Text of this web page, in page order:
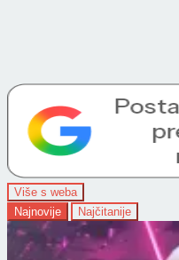
Više s weba
Najnovije
Najčitanije